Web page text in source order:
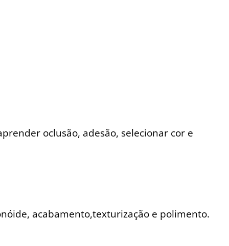
oclusão, adesão, selecionar cor e
acabamento,texturização e polimento.